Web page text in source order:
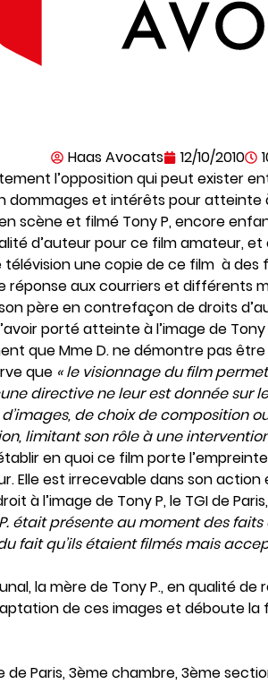
Haas Avocats 12/10/2010
l’opposition qui peut exister
et intérêts pour atteinte
en scène et filmé Tony P, encore
d’auteur pour ce film amateur,
télévision une copie de ce film à des
réponse aux courriers et différents
père en contrefaçon de droits
porté atteinte à l’image de Tony
que Mme D. ne démontre pas être
que « le visionnage du film
directive ne leur est donnée sur
de choix de composition
limitant son rôle à une
en quoi ce film porte
Elle est irrecevable dans son
à l’image de Tony P, le TGI de
était présente au moment des
fait qu’ils étaient filmés mais
la mère de Tony P., en qualité
de ces images et déboute la
Paris, 3ème chambre, 3ème